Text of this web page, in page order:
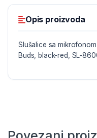
Opis proizvoda
Slušalice sa mikrofonom
Buds, black-red, SL-